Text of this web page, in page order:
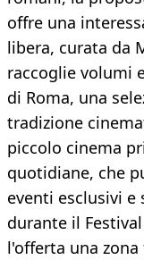
offre una
libera, curata da
raccoglie volumi
di Roma, una
tradizione
piccolo cinema
quotidiane, che
eventi esclusivi e
durante il
l'offerta una